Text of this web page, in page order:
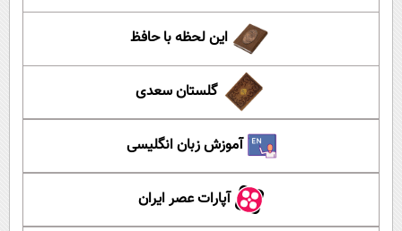
این لحظه با حافظ
گلستان سعدی
آموزش زبان انگلیسی
آپارات عصر ایران